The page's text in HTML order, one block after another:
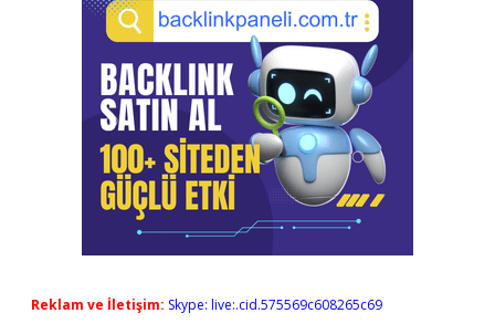
Reklam ve İletişim: Skype: live:.cid.575569c608265c69